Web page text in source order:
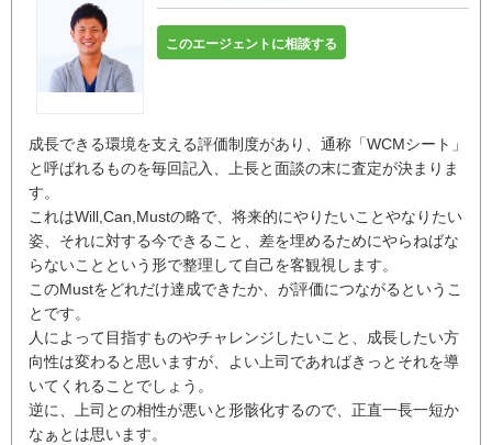
このエージェントに相談する
成長できる環境を支える評価制度があり、通称「WCMシート」
と呼ばれるものを毎回記入、上長と面談の末に査定が決まりま
す。
これはWill,Can,Mustの略で、将来的にやりたいことやなりたい
姿、それに対する今できること、差を埋めるためにやらねばな
らないことという形で整理して自己を客観視します。
このMustをどれだけ達成できたか、が評価につながるというこ
とです。
人によって目指すものやチャレンジしたいこと、成長したい方
向性は変わると思いますが、よい上司であればきっとそれを導
いてくれることでしょう。
逆に、上司との相性が悪いと形骸化するので、正直一長一短か
なぁとは思います。